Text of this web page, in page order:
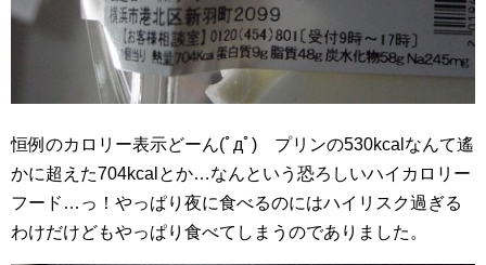
恒例のカロリー表示どーん(ﾟдﾟ) プリンの530kcalなんて遙
かに超えた704kcalとか…なんという恐ろしいハイカロリー
フード…っ！やっぱり夜に食べるのにはハイリスク過ぎる
わけだけどもやっぱり食べてしまうのでありました。